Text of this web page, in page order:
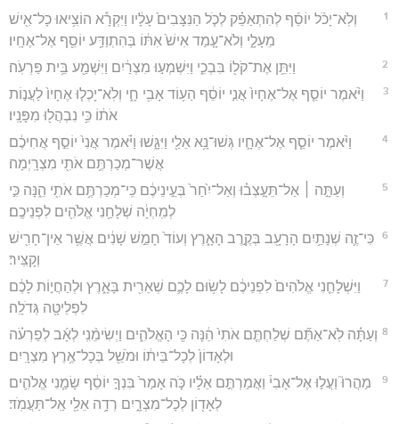
1
וְלֹֽא־יָכֹ֨ל יוֹסֵ֜ף לְהִתְאַפֵּ֗ק לְכֹ֤ל הַנִּצָּבִים֙ עָלָ֔יו וַיִּקְרָ֕א הוֹצִ֥יאוּ כָל־אִ֖ישׁ
מֵעָלָ֑י וְלֹא־עָ֤מַד אִישׁ֙ אִתּ֔וֹ בְּהִתְוַדַּ֥ע יוֹסֵ֖ף אֶל־אֶחָֽיו׃
2 וַיִּתֵּ֥ן אֶת־קֹל֖וֹ בִּבְכִ֑י וַיִּשְׁמְע֣וּ מִצְרַ֔יִם וַיִּשְׁמַ֖ע בֵּ֥ית פַּרְעֹֽה׃
3
וַיֹּ֨אמֶר יוֹסֵ֤ף אֶל־אֶחָיו֙ אֲנִ֣י יוֹסֵ֔ף הַע֥וֹד אָבִ֖י חָ֑י וְלֹֽא־יָכְל֤וּ אֶחָיו֙ לַעֲנ֣וֹת
אֹת֔וֹ כִּ֥י נִבְהֲל֖וּ מִפָּנָֽיו׃
4
וַיֹּ֨אמֶר יוֹסֵ֧ף אֶל־אֶחָ֛יו גְּשׁוּ־נָ֥א אֵלַ֖י וַיִּגָּ֑שׁוּ וַיֹּ֗אמֶר אֲנִי֙ יוֹסֵ֣ף אֲחִיכֶ֔ם
אֲשֶׁר־מְכַרְתֶּ֥ם אֹתִ֖י מִצְרָֽיְמָה׃
5
וְעַתָּ֣ה ׀ אַל־תֵּעָ֣צְב֗וּ וְאַל־יִ֙חַר֙ בְּעֵ֣ינֵיכֶ֔ם כִּֽי־מְכַרְתֶּ֥ם אֹתִ֖י הֵ֑נָּה כִּ֣י
לְמִֽחְיָ֔ה שְׁלָחַ֥נִי אֱלֹהִ֖ים לִפְנֵיכֶֽם׃
6
כִּי־זֶ֛ה שְׁנָתַ֥יִם הָרָעָ֖ב בְּקֶ֣רֶב הָאָ֑רֶץ וְעוֹד֙ חָמֵ֣שׁ שָׁנִ֔ים אֲשֶׁ֥ר אֵין־חָרִ֖ישׁ
וְקָצִּֽיר׃
7
וַיִּשְׁלָחֵ֤נִי אֱלֹהִים֙ לִפְנֵיכֶ֔ם לָשׂ֥וּם לָכֶ֛ם שְׁאֵרִ֖ית בָּאָ֑רֶץ וּלְהַחֲי֣וֹת לָכֶ֔ם
לִפְלֵיטָ֖ה גְּדֹלָֽה׃
8 וְעַתָּ֗ה לֹֽא־אַתֶּ֞ם שְׁלַחְתֶּ֤ם אֹתִי֙ הֵ֔נָּה כִּ֖י הָאֱלֹהִ֑ים וַיְשִׂימֵ֨נִֽי לְאָ֜ב לְפַרְעֹ֗ה
וּלְאָדוֹן֙ לְכָל־בֵּית֔וֹ וּמֹשֵׁ֖ל בְּכָל־אֶ֥רֶץ מִצְרָֽיִם׃
9
מַהֲרוּ֮ וַעֲל֣וּ אֶל־אָבִי֒ וַאֲמַרְתֶּ֣ם אֵלָ֗יו כֹּ֤ה אָמַר֙ בִּנְךָ֣ יוֹסֵ֔ף שָׂמַ֧נִי אֱלֹהִ֛ים
לְאָד֖וֹן לְכָל־מִצְרָ֑יִם רְדָ֥ה אֵלַ֖י אַֽל־תַּעֲמֹֽד׃